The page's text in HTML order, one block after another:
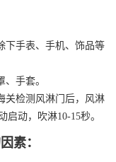
下手表、手机、饰品等
手套。
关检测风淋门后，风淋
动，吹淋10-15秒。
素：